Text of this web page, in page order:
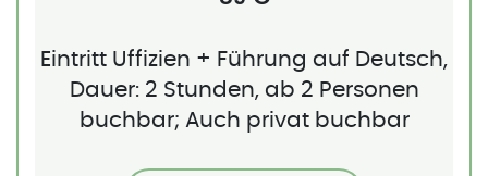
Eintritt Uffizien + Führung auf Deutsch,
Dauer: 2 Stunden, ab 2 Personen
buchbar; Auch privat buchbar